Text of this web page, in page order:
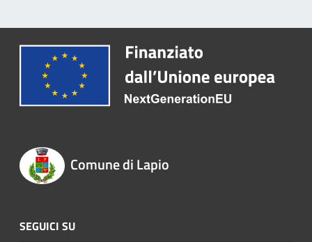
Comune di Lapio
SEGUICI SU